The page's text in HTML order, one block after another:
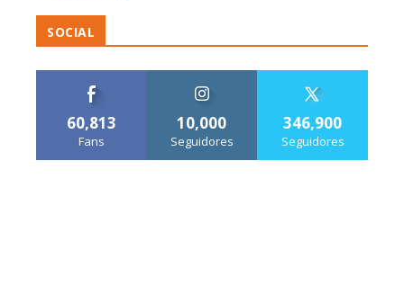
SOCIAL
60,813
Fans
10,000
Seguidores
346,900
Seguidores